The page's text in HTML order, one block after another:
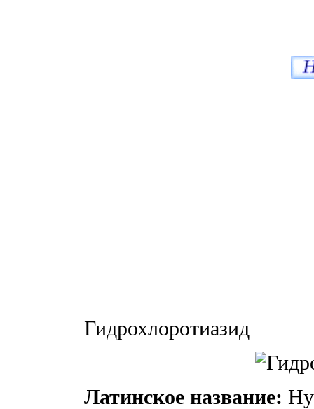
Гидрохлоротиазид
Латинское название: